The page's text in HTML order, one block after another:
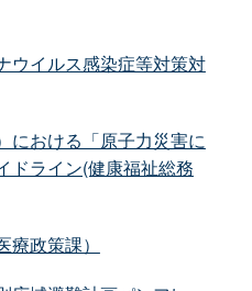
ウイルス感染症等対策対
における「原子力災害に
ドライン(健康福祉総務
政策課）